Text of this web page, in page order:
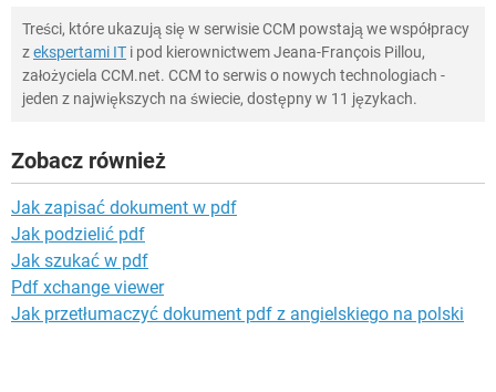
Treści, które ukazują się w serwisie CCM powstają we współpracy
zekspertami IT i pod kierownictwem Jeana-François Pillou,
założyciela CCM.net. CCM to serwis o nowych technologiach -
jeden z największych na świecie, dostępny w 11 językach.
Zobacz również
Jak zapisać dokument w pdf
Jak podzielić pdf
Jak szukać w pdf
Pdf xchange viewer
Jak przetłumaczyć dokument pdf z angielskiego na polski